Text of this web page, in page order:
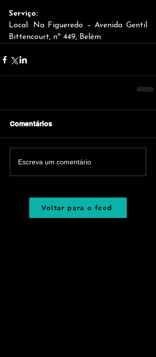
Serviço:
Local: Na Figueredo – Avenida Gentil
Bittencourt, nº 449, Belém.
Comentários
Escreva um comentário
Voltar para o feed